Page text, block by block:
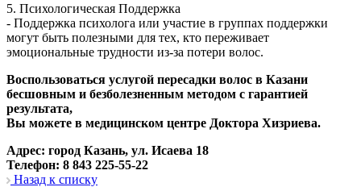
5. Психологическая Поддержка
- Поддержка психолога или участие в группах поддержки
могут быть полезными для тех, кто переживает
эмоциональные трудности из-за потери волос.
Воспользоваться услугой пересадки волос в Казани
бесшовным и безболезненным методом с гарантией
результата,
Вы можете в медицинском центре Доктора Хизриева.
Адрес: город Казань, ул. Исаева 18
Телефон: 8 843 225-55-22
Назад к списку